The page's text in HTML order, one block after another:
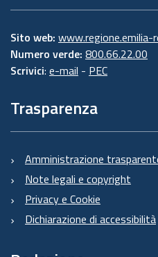
Sito web:
Numero verde: 800.66.22.00
Scrivici: e-mail - PEC
Trasparenza
Amministrazione
Note legali e copyright
Privacy e Cookie
Dichiarazione di accessibilità